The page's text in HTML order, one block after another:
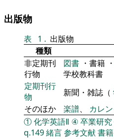
出版物
表 1 . 出版物
種類
非定期刊
行物
図書 ・書籍 ・
学校教科書
定期刊行
物
新聞・雑誌（
そのほか
楽譜、 カレ
①化学英語Ⅱ ④卒業研究
q.149緒言参考文献書籍